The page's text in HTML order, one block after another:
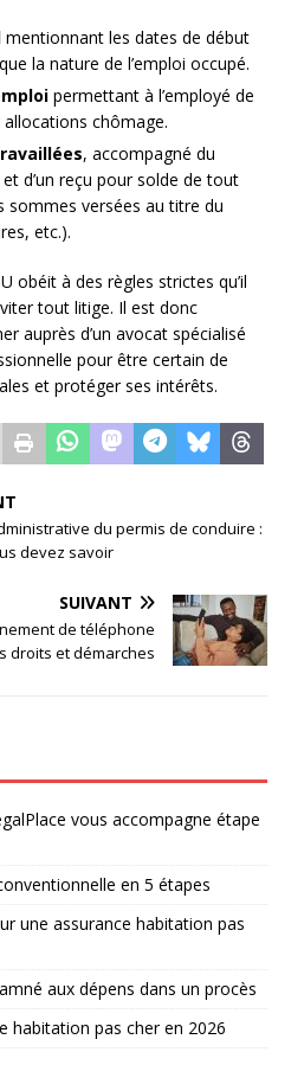
mentionnant les dates de début
la nature de l’emploi occupé.
permettant à l’employé de
chômage.
, accompagné du
d’un reçu pour solde de tout
sommes versées au titre du
etc.).
obéit à des règles strictes qu’il
tout litige. Il est donc
auprès d’un avocat spécialisé
pour être certain de
et protéger ses intérêts.
du permis de conduire :
devez savoir
SUIVANT
de téléphone
droits et démarches
vous accompagne étape
en 5 étapes
une assurance habitation pas
aux dépens dans un procès
habitation pas cher en 2026